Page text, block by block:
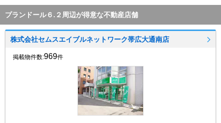
プランドール６.２周辺が得意な不動産店舗
株式会社セムスエイブルネットワーク帯広大通南店
掲載物件数:969件